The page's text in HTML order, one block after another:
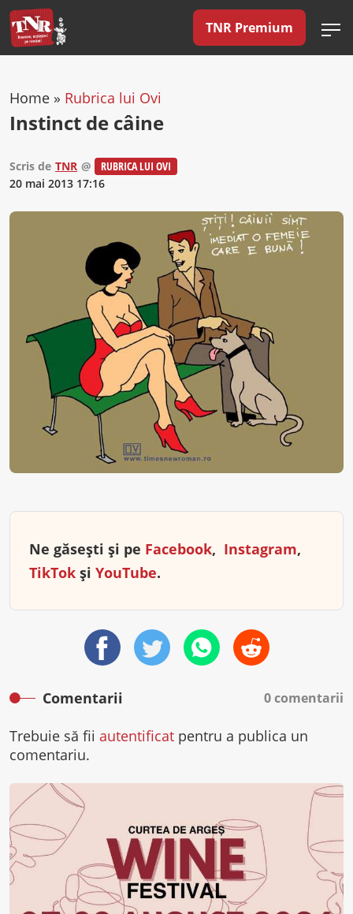
TNR Premium
Home » Rubrica lui Ovi
Instinct de câine
Scris de TNR @
RUBRICA LUI OVI
20 mai 2013 17:16
Ne găsești și pe Facebook, Instagram,
TikTok și YouTube.
Comentarii 0 comentarii
Trebuie să fii autentificat pentru a publica un
comentariu.